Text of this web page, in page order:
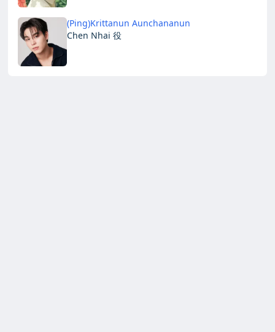
(Ping)Krittanun Aunchananun
Chen Nhai 役